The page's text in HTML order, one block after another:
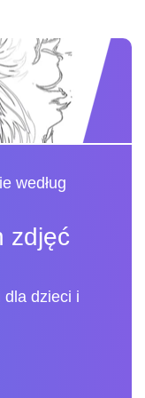
według
zdjęć
dla dzieci i